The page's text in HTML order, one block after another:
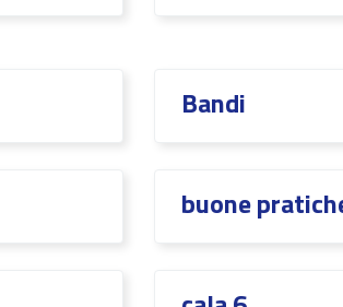
Bandi
buone